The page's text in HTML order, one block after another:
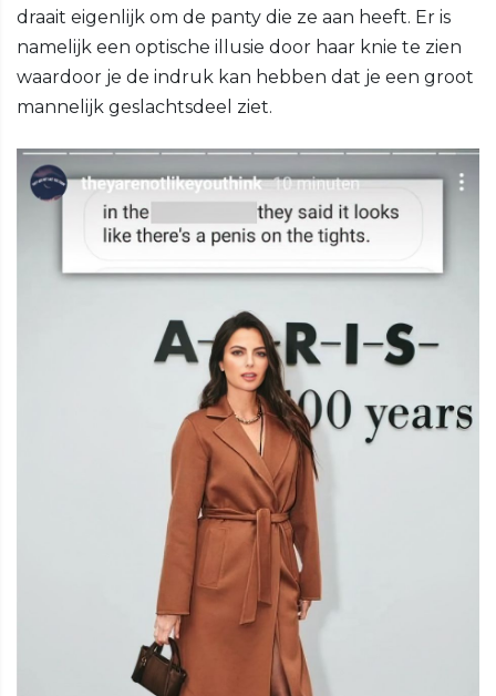
draait eigenlijk om de panty die ze aan heeft. Er is
namelijk een optische illusie door haar knie te zien
waardoor je de indruk kan hebben dat je een groot
mannelijk geslachtsdeel ziet.